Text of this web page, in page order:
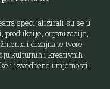
specijalizirali su se u
produkcije, organizacije,
i dizajna te tvore
kulturnih i kreativnih
i izvedbene umjetnosti.